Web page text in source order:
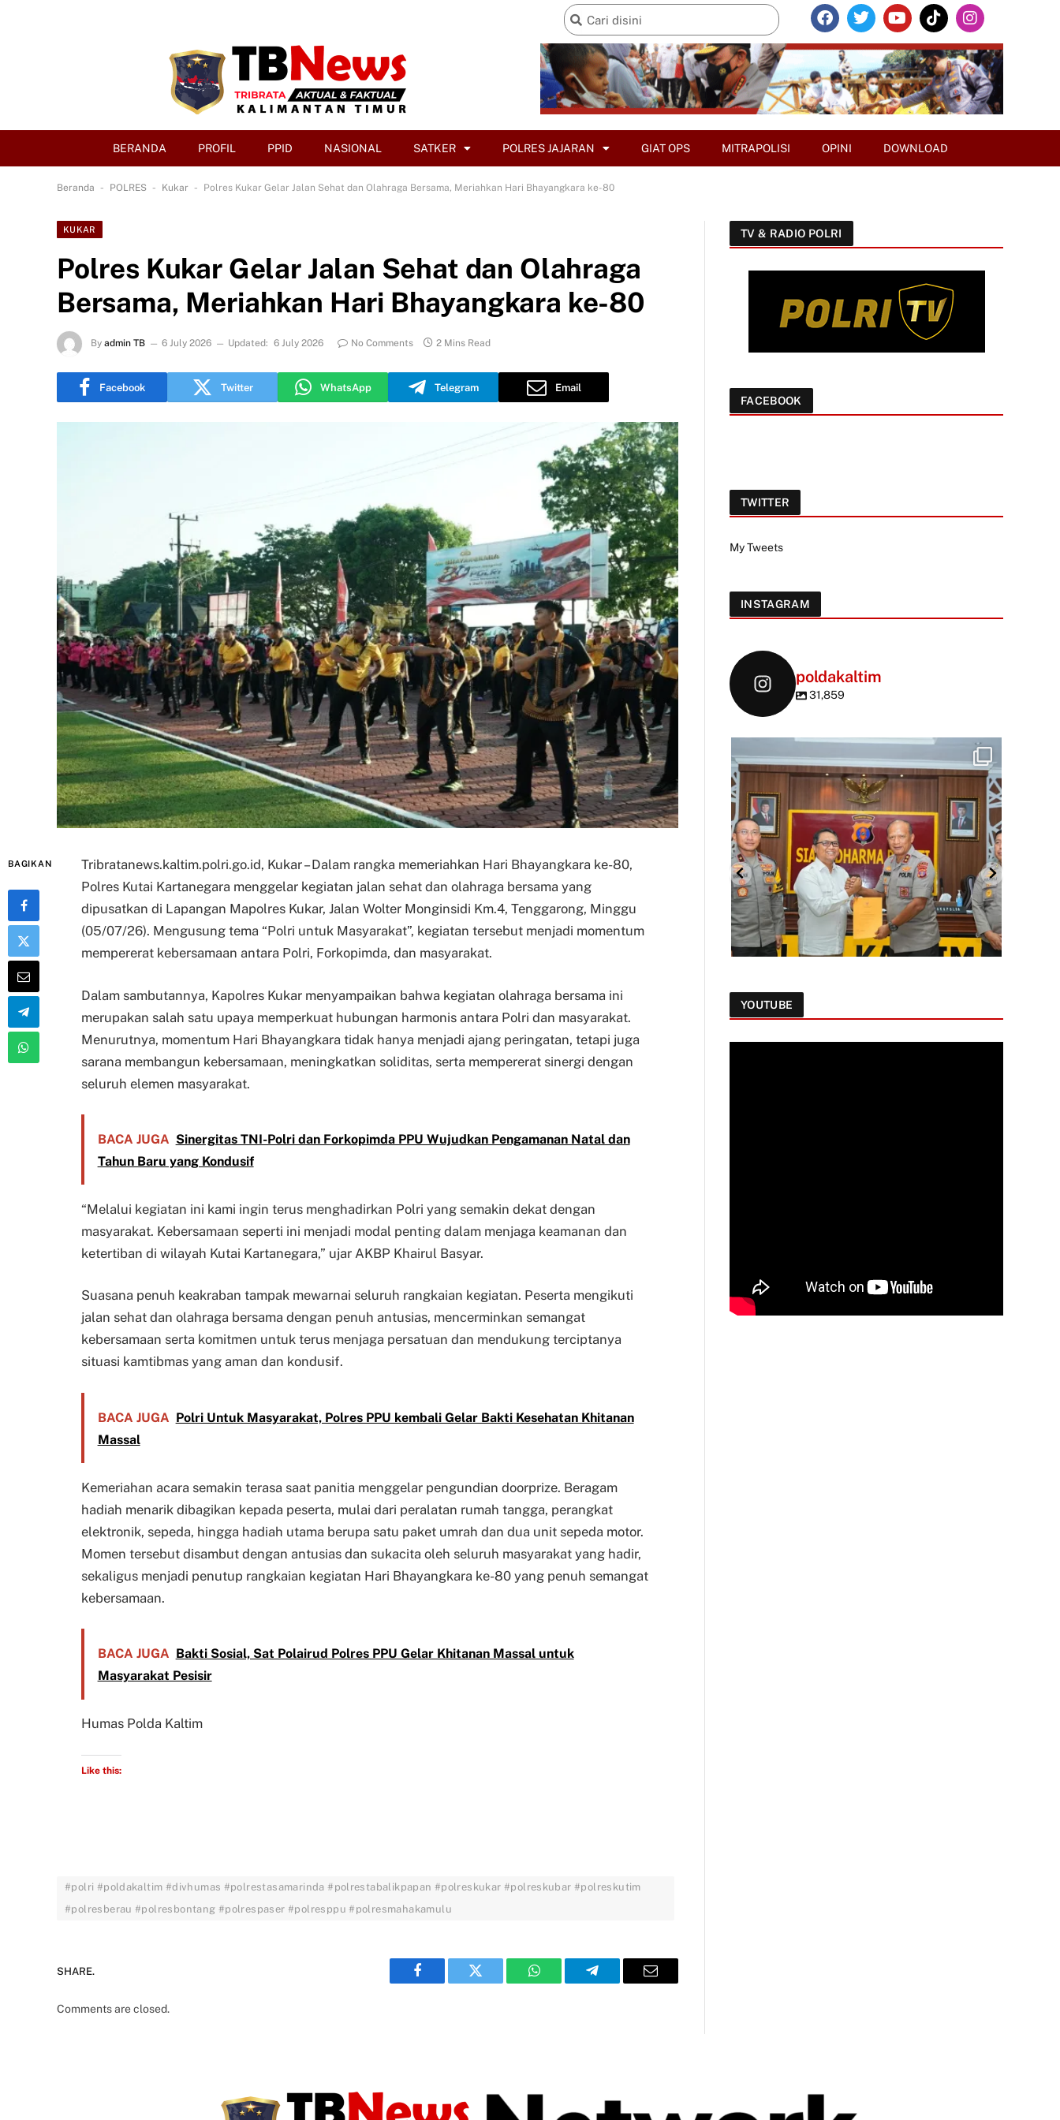
BERANDA PROFIL PPID NASIONAL SATKER POLRES JAJARAN GIAT OPS MITRAPOLISI OPINI DOWNLOAD
Beranda - POLRES - Kukar - Polres Kukar Gelar Jalan Sehat dan Olahraga Bersama, Meriahkan Hari Bhayangkara ke-80
KUKAR
Polres Kukar Gelar Jalan Sehat dan Olahraga
Bersama, Meriahkan Hari Bhayangkara ke-80
By admin TB 6 July 2026 Updated: 6 July 2026 No Comments 2 Mins Read
Facebook Twitter WhatsApp Telegram Email
BAGIKAN
Tribratanews.kaltim.polri.go.id, Kukar – Dalam rangka memeriahkan Hari Bhayangkara ke-80,
Polres Kutai Kartanegara menggelar kegiatan jalan sehat dan olahraga bersama yang
dipusatkan di Lapangan Mapolres Kukar, Jalan Wolter Monginsidi Km.4, Tenggarong, Minggu
(05/07/26). Mengusung tema “Polri untuk Masyarakat”, kegiatan tersebut menjadi momentum
mempererat kebersamaan antara Polri, Forkopimda, dan masyarakat.
Dalam sambutannya, Kapolres Kukar menyampaikan bahwa kegiatan olahraga bersama ini
merupakan salah satu upaya memperkuat hubungan harmonis antara Polri dan masyarakat.
Menurutnya, momentum Hari Bhayangkara tidak hanya menjadi ajang peringatan, tetapi juga
sarana membangun kebersamaan, meningkatkan soliditas, serta mempererat sinergi dengan
seluruh elemen masyarakat.
BACA JUGA Sinergitas TNI-Polri dan Forkopimda PPU Wujudkan Pengamanan Natal dan
Tahun Baru yang Kondusif
“Melalui kegiatan ini kami ingin terus menghadirkan Polri yang semakin dekat dengan
masyarakat. Kebersamaan seperti ini menjadi modal penting dalam menjaga keamanan dan
ketertiban di wilayah Kutai Kartanegara,” ujar AKBP Khairul Basyar.
Suasana penuh keakraban tampak mewarnai seluruh rangkaian kegiatan. Peserta mengikuti
jalan sehat dan olahraga bersama dengan penuh antusias, mencerminkan semangat
kebersamaan serta komitmen untuk terus menjaga persatuan dan mendukung terciptanya
situasi kamtibmas yang aman dan kondusif.
BACA JUGA Polri Untuk Masyarakat, Polres PPU kembali Gelar Bakti Kesehatan Khitanan
Massal
Kemeriahan acara semakin terasa saat panitia menggelar pengundian doorprize. Beragam
hadiah menarik dibagikan kepada peserta, mulai dari peralatan rumah tangga, perangkat
elektronik, sepeda, hingga hadiah utama berupa satu paket umrah dan dua unit sepeda motor.
Momen tersebut disambut dengan antusias dan sukacita oleh seluruh masyarakat yang hadir,
sekaligus menjadi penutup rangkaian kegiatan Hari Bhayangkara ke-80 yang penuh semangat
kebersamaan.
BACA JUGA Bakti Sosial, Sat Polairud Polres PPU Gelar Khitanan Massal untuk
Masyarakat Pesisir
Humas Polda Kaltim
Like this:
#polri #poldakaltim #divhumas #polrestasamarinda #polrestabalikpapan #polreskukar #polreskubar #polreskutim
#polresberau #polresbontang #polrespaser #polresppu #polresmahakamulu
SHARE.
Facebook Twitter WhatsAppTelegram Email
Comments are closed.
TV & RADIO POLRI
FACEBOOK
TWITTER
My Tweets
INSTAGRAM
poldakaltim
31,859
YOUTUBE